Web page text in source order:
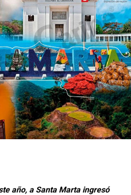
año, a Santa Marta ingresó